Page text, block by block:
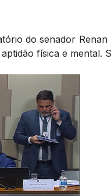
do senador
física e mental.